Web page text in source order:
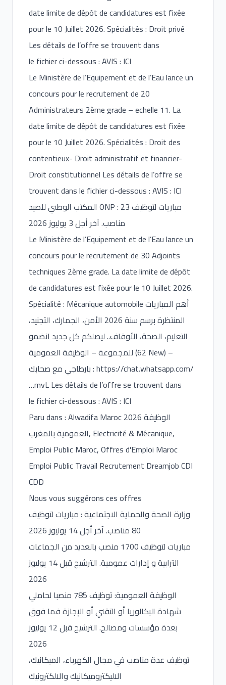
date limite de dépôt de candidatures est fixée
pour le 10 Juillet 2026. Spécialités : Droit privé
Les détails de l’offre se trouvent dans
le fichier ci-dessous : AVIS : ICI
Le Ministère de l’Equipement et de l’Eau lance un
concours pour le recrutement de 20
Administrateurs 2ème grade – echelle 11. La
date limite de dépôt de candidatures est fixée
pour le 10 Juillet 2026. Spécialités : Droit des
contentieux- Droit administratif et financier-
Droit constitutionnel Les détails de l’offre se
trouvent dans le fichier ci-dessous : AVIS : ICI
المكتب الوطني للصيد ONP : مباريات لتوظيف 23
مناصب. آخر أجل 3 يوليوز 2026
Le Ministère de l’Equipement et de l’Eau lance un
concours pour le recrutement de 30 Adjoints
techniques 2ème grade. La date limite de dépôt
de candidatures est fixée pour le 10 Juillet 2026.
Spécialité : Mécanique automobile أهم المباريات
المنتظرة برسم سنة 2026 الأمن، الجمارك، التجنيد،
التعليم، الصحة، الأوقاف.. ليصلكم كل جديد انضمو
للمجموعة – الوظيفة العمومية (62 New) –
بارطاجي مع صحابك :https://chat.whatsapp.com/
…mvL Les détails de l’offre se trouvent dans
le fichier ci-dessous : AVIS : ICI
Paru dans : Alwadifa Maroc 2026 الوظيفة
العمومية بالمغرب, Electricité & Mécanique,
Emploi Public Maroc, Offres d'Emploi Maroc
Emploi Public Travail Recrutement Dreamjob CDI
CDD
Nous vous suggérons ces offres
وزارة الصحة والحماية الاجتماعية : مباريات لتوظيف
80 مناصب. آخر أجل 14 يوليوز 2026
مباريات لتوظيف 1700 منصب بالعديد من الجماعات
الترابية و إدارات عمومية. الترشيح قبل 14 يوليوز
2026
الوظيفة العمومية: توظيف 785 منصبا لحاملي
شهادة البكالوريا أو التقني أو الإجازة فما فوق
بعدة مؤسسات ومصالح. الترشيح قبل 12 يوليوز
2026
توظيف عدة مناصب في مجال الكهرباء، الميكانيك،
الاليكتروميكانيك والالكترونيك